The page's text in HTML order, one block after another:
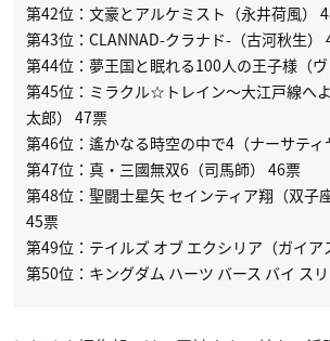
第42位：文豪とアルケミスト（永井荷風）
第43位：CLANNAD-クラナド-（古河秋生）
第44位：夢王国と眠れる100人の王子様（
第45位：ミラクル☆トレイン〜大江戸線へ
太郎） 47票
第46位：遙かなる時空の中で4（ナーサティ
第47位：真・三國無双6（司馬師） 46票
第48位：聖闘士星矢 セインティア翔（双子
45票
第49位：テイルズ オブ エクシリア（ガイア
第50位：キングダム ハーツ バース バイ ス